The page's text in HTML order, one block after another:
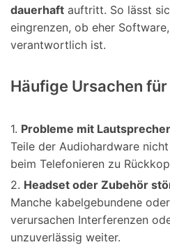
dauerhaft auftritt. So lässt
eingrenzen, ob eher
verantwortlich ist.
Häufige Ursachen
1. Probleme mit
Teile der Audiohardware
beim Telefonieren zu
2. Headset oder Zubehör
Manche kabelgebundene
verursachen Interferenzen
unzuverlässig weiter.